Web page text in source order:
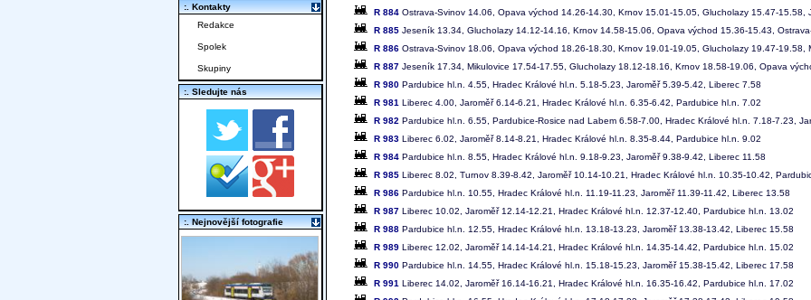
R 884 Ostrava-Svinov 14.06, Opava východ 14.26-14.30, Krnov 15.01-15.05, Glucholazy 15.47-15.58,
R 885 Jeseník 13.34, Glucholazy 14.12-14.16, Krnov 14.58-15.06, Opava východ 15.36-15.43,
R 886 Ostrava-Svinov 18.06, Opava východ 18.26-18.30, Krnov 19.01-19.05, Glucholazy 19.47-19.58,
R 887 Jeseník 17.34, Mikulovice 17.54-17.55, Glucholazy 18.12-18.16, Krnov 18.58-19.06, Opava
R 980 Pardubice hl.n. 4.55, Hradec Králové hl.n. 5.18-5.23, Jaroměř 5.39-5.42, Liberec 7.58
R 981 Liberec 4.00, Jaroměř 6.14-6.21, Hradec Králové hl.n. 6.35-6.42, Pardubice hl.n. 7.02
R 982 Pardubice hl.n. 6.55, Pardubice-Rosice nad Labem 6.58-7.00, Hradec Králové hl.n. 7.18-7.23,
R 983 Liberec 6.02, Jaroměř 8.14-8.21, Hradec Králové hl.n. 8.35-8.44, Pardubice hl.n. 9.02
R 984 Pardubice hl.n. 8.55, Hradec Králové hl.n. 9.18-9.23, Jaroměř 9.38-9.42, Liberec 11.58
R 985 Liberec 8.02, Turnov 8.39-8.42, Jaroměř 10.14-10.21, Hradec Králové hl.n. 10.35-10.42,
R 986 Pardubice hl.n. 10.55, Hradec Králové hl.n. 11.19-11.23, Jaroměř 11.39-11.42, Liberec 13.58
R 987 Liberec 10.02, Jaroměř 12.14-12.21, Hradec Králové hl.n. 12.37-12.40, Pardubice hl.n. 13.02
R 988 Pardubice hl.n. 12.55, Hradec Králové hl.n. 13.18-13.23, Jaroměř 13.38-13.42, Liberec 15.58
R 989 Liberec 12.02, Jaroměř 14.14-14.21, Hradec Králové hl.n. 14.35-14.42, Pardubice hl.n. 15.02
R 990 Pardubice hl.n. 14.55, Hradec Králové hl.n. 15.18-15.23, Jaroměř 15.38-15.42, Liberec 17.58
R 991 Liberec 14.02, Jaroměř 16.14-16.21, Hradec Králové hl.n. 16.35-16.42, Pardubice hl.n. 17.02
:. Kontakty
Redakce
Spolek
Skupiny
:. Sledujte nás
:. Nejnovější fotografie